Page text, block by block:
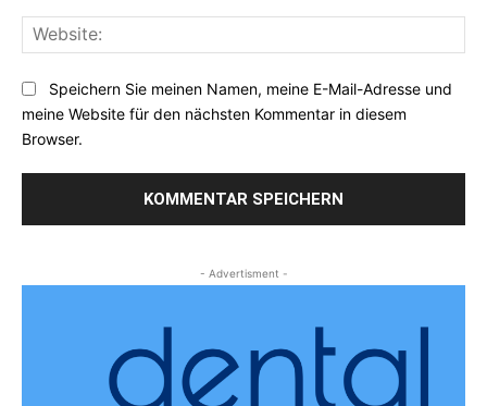
Speichern Sie meinen Namen, meine E-Mail-Adresse und
meine Website für den nächsten Kommentar in diesem
Browser.
- Advertisment -